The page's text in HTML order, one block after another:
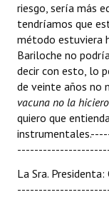
riesgo, sería más
tendríamos que
método estuviera
Bariloche no
decir con esto, lo
de veinte años no
vacuna no la
quiero que
La Sra.